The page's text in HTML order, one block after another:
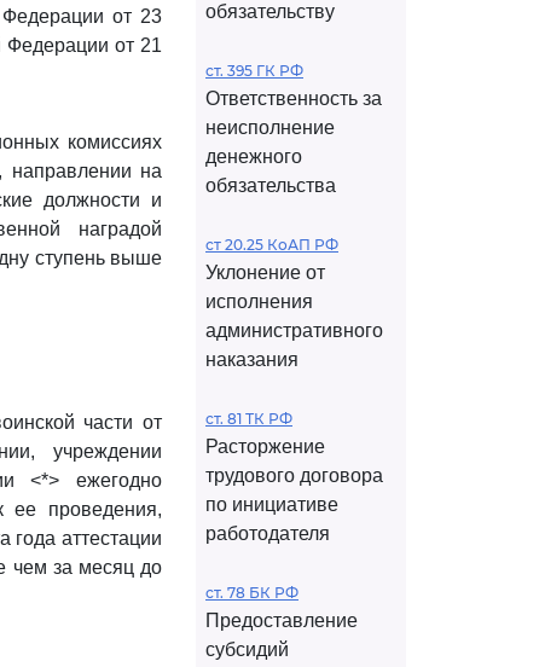
Федерации от 23
Федерации от 21
комиссиях
направлении на
должности и
наградой
ступень выше
части от
учреждении
<*> ежегодно
ее проведения,
года аттестации
чем за месяц до
обязательству
ст. 395 ГК РФ
Ответственность за
неисполнение
денежного
обязательства
ст 20.25 КоАП РФ
Уклонение от
исполнения
административного
наказания
ст. 81 ТК РФ
Расторжение
трудового договора
по инициативе
работодателя
ст. 78 БК РФ
Предоставление
субсидий